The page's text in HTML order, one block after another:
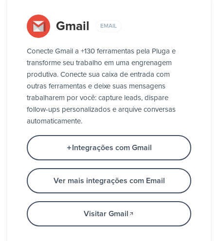
Gmail EMAIL
Conecte Gmail a +130 ferramentas pela Pluga e
transforme seu trabalho em uma engrenagem
produtiva. Conecte sua caixa de entrada com
outras ferramentas e deixe suas mensagens
trabalharem por você: capture leads, dispare
follow-ups personalizados e arquive conversas
automaticamente.
Integrações com Gmail
Ver mais integrações com Email
Visitar Gmail